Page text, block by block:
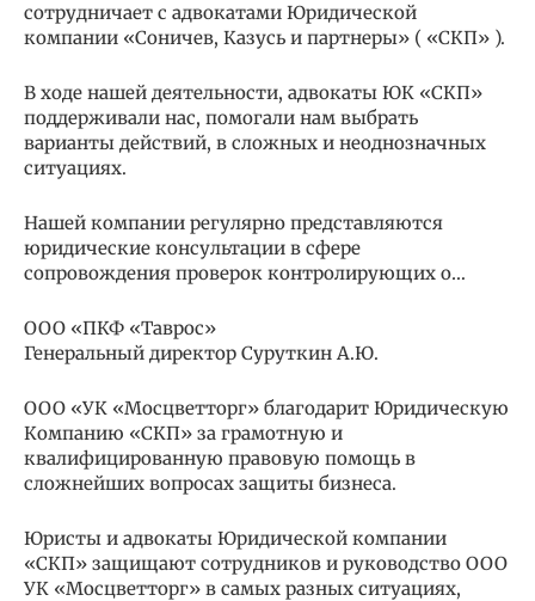
сотрудничает с адвокатами Юридической
компании «Соничев, Казусь и партнеры» ( «СКП» ).
В ходе нашей деятельности, адвокаты ЮК «СКП»
поддерживали нас, помогали нам выбрать
варианты действий, в сложных и неоднозначных
ситуациях.
Нашей компании регулярно представляются
юридические консультации в сфере
сопровождения проверок контролирующих о…
ООО «ПКФ «Таврос»
Генеральный директор Суруткин А.Ю.
ООО «УК «Мосцветторг» благодарит Юридическую
Компанию «СКП» за грамотную и
квалифицированную правовую помощь в
сложнейших вопросах защиты бизнеса.
Юристы и адвокаты Юридической компании
«СКП» защищают сотрудников и руководство ООО
УК «Мосцветторг» в самых разных ситуациях,